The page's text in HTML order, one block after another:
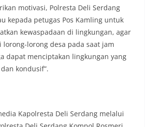
memastikan bendera dalam
bersih, tidak sobek, dan layak untuk
sebagai simbol kehormatan
menyampaikan imbauan terkait
kegiatan sambang DDS ini juga
sebagai sarana deteksi dini (early
guna mengantisipasi potensi gangguan
dan ketertiban masyarakat
situasi sosial, potensi kerawanan,
hal-hal yang dapat mengganggu
motivasi, Polresta Deli Serdang
kepada petugas Pos Kamling untuk
kewaspadaan di lingkungan, agar
lorong desa pada saat jam
dapat menciptakan lingkungan yang
kondusif”.
Kapolresta Deli Serdang melalui